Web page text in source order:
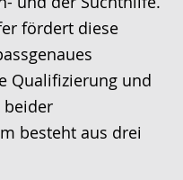
fördert diese
Qualifizierung und
beider
besteht aus drei